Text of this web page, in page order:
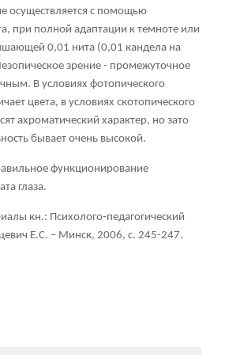
осуществляется с помощью
при полной адаптации к темноте или
0,01 нита (0,01 кандела на
зрение - промежуточное
В условиях фотопического
цвета, в условиях скотопического
ахроматический характер, но зато
бывает очень высокой.
функционирование
глаза.
кн.: Психолого-педагогический
Е.С. – Минск, 2006, с. 245-247.